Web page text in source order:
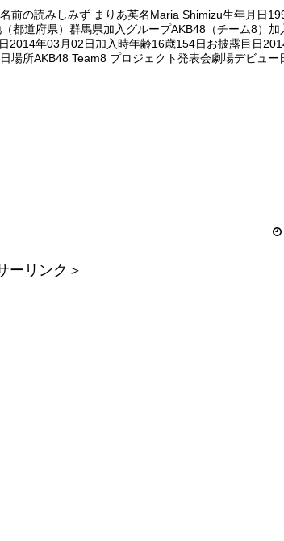
前の読みしみず まりあ英名Maria Shimizu生年月日
都道府県）群馬県加入グループAKB48（チーム8）加
2014年03月02日加入時年齢16歳154日お披露目日
場所AKB48 Team8 プロジェクト発表会劇場デビュー
ーリンク＞